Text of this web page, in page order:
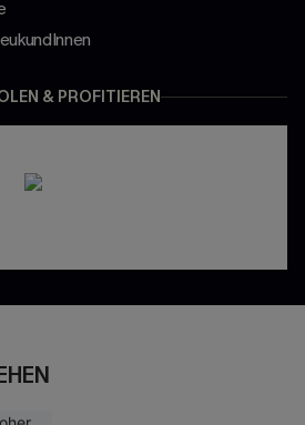
& PROFITIEREN